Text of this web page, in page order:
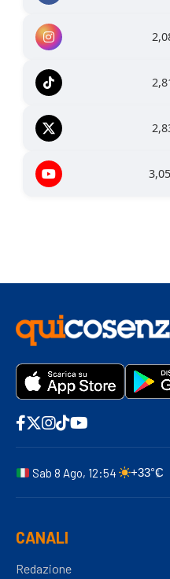
Sab 8 Ago, 12:54 +33°C
CANALI
Redazione